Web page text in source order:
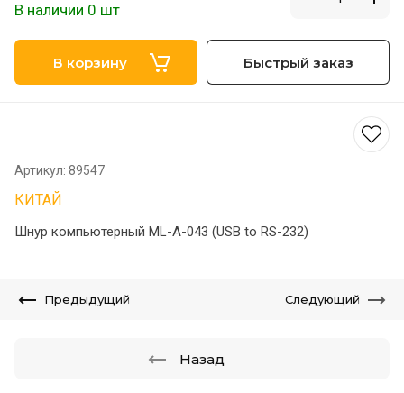
В наличии 0 шт
В корзину Быстрый заказ
Артикул: 89547
КИТАЙ
Шнур компьютерный ML-A-043 (USB to RS-232)
Предыдущий Следующий
Назад